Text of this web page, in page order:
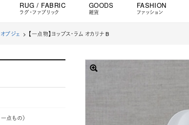
RUG / FABRIC
ラグ・ファブリック
GOODS
雑貨
FASHION
ファッション
オブジェ > 【一点物】ヨップス・ラム オカリナ B
点もの）